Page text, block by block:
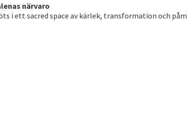
närvaro
i ett sacred space av kärlek, transformation och